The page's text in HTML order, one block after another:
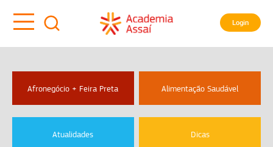
Login
Afronegócio + Feira Preta Alimentação Saudável
Atualidades Dicas